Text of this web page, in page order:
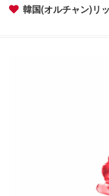
韓国(オルチャン)リ